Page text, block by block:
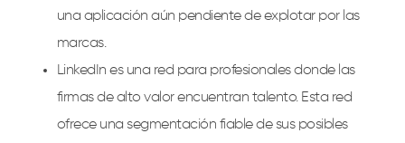
una aplicación aún pendiente de explotar por las
marcas.
LinkedIn es una red para profesionales donde las
firmas de alto valor encuentran talento. Esta red
ofrece una segmentación fiable de sus posibles